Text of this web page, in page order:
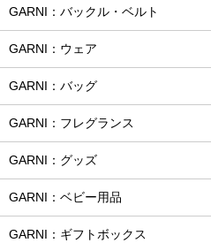
GARNI：バックル・ベルト
GARNI：ウェア
GARNI：バッグ
GARNI：フレグランス
GARNI：グッズ
GARNI：ベビー用品
GARNI：ギフトボックス